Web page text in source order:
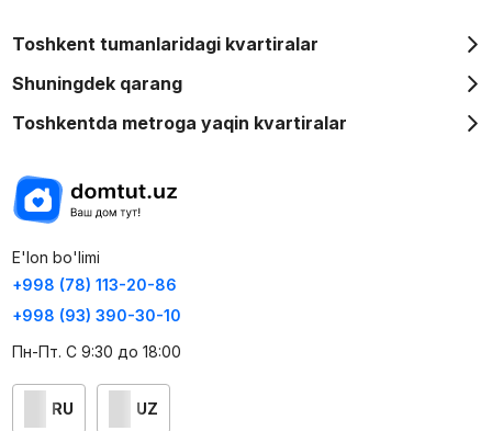
Toshkent tumanlaridagi kvartiralar
Shuningdek qarang
Toshkentda metroga yaqin kvartiralar
E'lon bo'limi
+998 (78) 113-20-86
+998 (93) 390-30-10
Пн-Пт. С 9:30 до 18:00
RU UZ